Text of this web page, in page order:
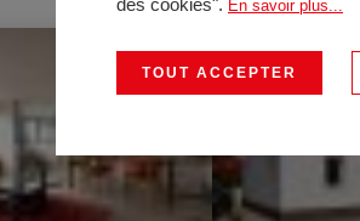
Strasbourg 5 Pièces
Vente Maison
5 Pièces 94 m²
des cookies". En savoir plus...
TOUT ACCEPTER